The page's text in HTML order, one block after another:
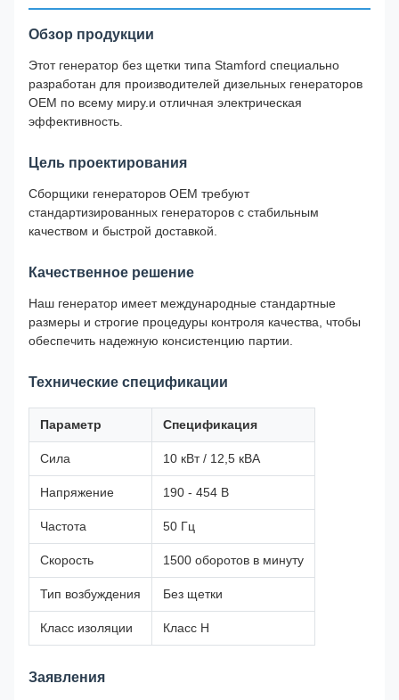
Обзор продукции
Этот генератор без щетки типа Stamford специально
разработан для производителей дизельных генераторов
OEM по всему миру.и отличная электрическая
эффективность.
Цель проектирования
Сборщики генераторов OEM требуют
стандартизированных генераторов с стабильным
качеством и быстрой доставкой.
Качественное решение
Наш генератор имеет международные стандартные
размеры и строгие процедуры контроля качества, чтобы
обеспечить надежную консистенцию партии.
Технические спецификации
Параметр Спецификация
Сила 10 кВт / 12,5 кВА
Напряжение 190 - 454 В
Частота 50 Гц
Скорость 1500 оборотов в минуту
Тип возбуждения Без щетки
Класс изоляции Класс H
Заявления